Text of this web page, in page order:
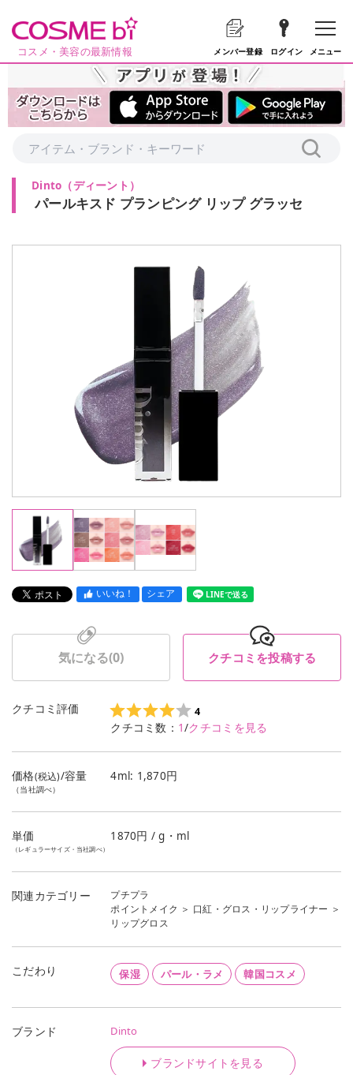
コスメ・美容の最新情報 メンバー登録 ログイン メニュー
Dinto （ディーント ）
パールキスド プランピング リップ グラッセ
いいね！ シェア LINEで送る
気になる(0) クチコミを投稿する
クチコミ評価 4
クチコミ数： 1/クチコミを見る
価格(税込)/容量
（当社調べ）
4ml: 1,870円
単価
（レギュラーサイズ・当社調べ）
1870円 / g・ml
関連カテゴリー
プチプラ
ポイントメイク ＞ 口紅・グロス・リップライナー ＞
リップグロス
こだわり 保湿 パール・ラメ 韓国コスメ
ブランド Dinto
ブランドサイトを見る